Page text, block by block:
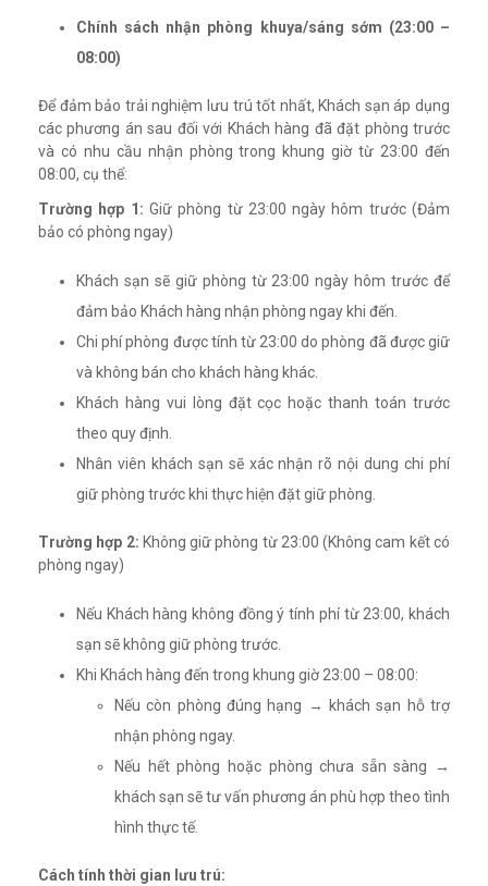
Chính sách nhận phòng khuya/sáng sớm (23:00 –
08:00)
Để đảm bảo trải nghiệm lưu trú tốt nhất, Khách sạn áp dụng
các phương án sau đối với Khách hàng đã đặt phòng trước
và có nhu cầu nhận phòng trong khung giờ từ 23:00 đến
08:00, cụ thể:
Trường hợp 1: Giữ phòng từ 23:00 ngày hôm trước (Đảm
bảo có phòng ngay)
Khách sạn sẽ giữ phòng từ 23:00 ngày hôm trước để
đảm bảo Khách hàng nhận phòng ngay khi đến.
Chi phí phòng được tính từ 23:00 do phòng đã được giữ
và không bán cho khách hàng khác.
Khách hàng vui lòng đặt cọc hoặc thanh toán trước
theo quy định.
Nhân viên khách sạn sẽ xác nhận rõ nội dung chi phí
giữ phòng trước khi thực hiện đặt giữ phòng.
Trường hợp 2: Không giữ phòng từ 23:00 (Không cam kết có
phòng ngay)
Nếu Khách hàng không đồng ý tính phí từ 23:00, khách
sạn sẽ không giữ phòng trước.
Khi Khách hàng đến trong khung giờ 23:00 – 08:00:
Nếu còn phòng đúng hạng → khách sạn hỗ trợ
nhận phòng ngay.
Nếu hết phòng hoặc phòng chưa sẵn sàng →
khách sạn sẽ tư vấn phương án phù hợp theo tình
hình thực tế.
Cách tính thời gian lưu trú: